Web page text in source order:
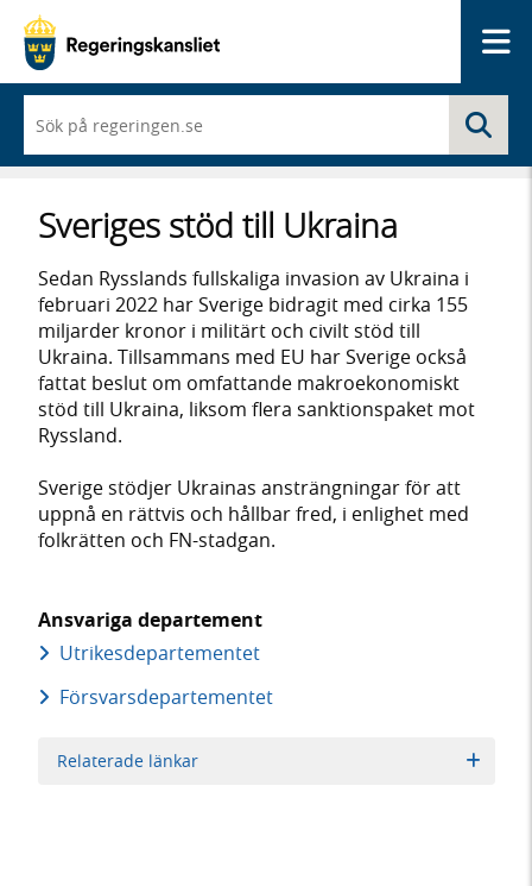
du
börjar
skriva
framträder
en
med
sökförslag
Sveriges stöd till Ukraina
Sedan Rysslands fullskaliga invasion av Ukraina i
februari 2022 har Sverige bidragit med cirka 155
miljarder kronor i militärt och civilt stöd till
Ukraina. Tillsammans med EU har Sverige också
fattat beslut om omfattande makroekonomiskt
stöd till Ukraina, liksom flera sanktionspaket mot
Ryssland.
Sverige stödjer Ukrainas ansträngningar för att
uppnå en rättvis och hållbar fred, i enlighet med
folkrätten och FN-stadgan.
Ansvariga departement
Utrikes­departementet
Försvars­departementet
Relaterade länkar